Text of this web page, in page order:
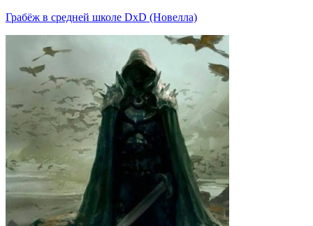
Грабёж в средней школе DxD (Новелла)